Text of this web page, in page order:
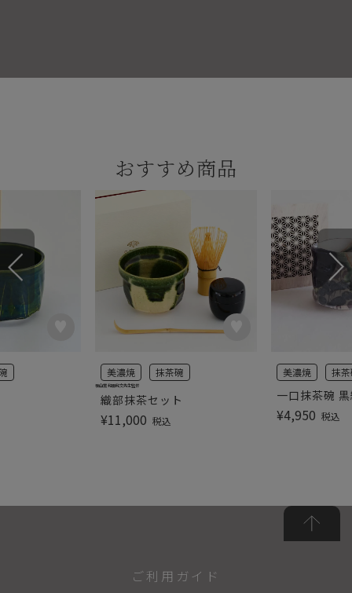
おすすめ商品
織部抹茶セット
美濃焼 抹茶碗
¥11,000 税込
桂山窯 和田和文先生監修
一口抹茶碗
美濃焼 抹
¥4,950 税込
ご利用ガイド